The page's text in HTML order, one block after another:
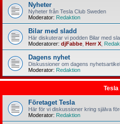
Nyheter
Nyheter från Tesla Club Sweden
Moderator: Redaktion
Bilar med sladd
Här diskuterar vi podden Bilar med
Moderatorer: djFabbe Herr X
Dagens nyhet
Diskussioner om dagens
Moderator: Redaktion
Tesla
Företaget Tesla
Här för vi diskussioner kring själva
Moderator: Redaktion